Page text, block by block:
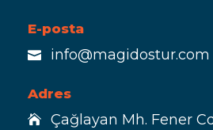
E-posta
info@magidostur.com
Adres
Çağlayan Mh. Fener